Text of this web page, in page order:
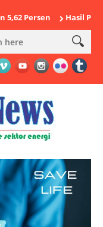
Hasil Penegakan